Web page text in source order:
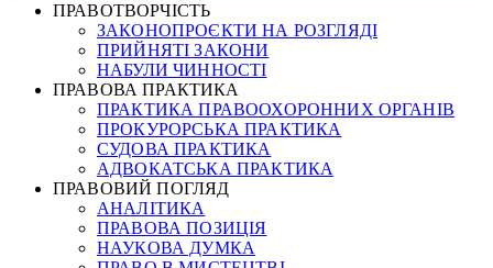
ПРАВОТВОРЧІСТЬ
ЗАКОНОПРОЄКТИ НА РОЗГЛЯДІ
ПРИЙНЯТІ ЗАКОНИ
НАБУЛИ ЧИННОСТІ
ПРАВОВА ПРАКТИКА
ПРАКТИКА ПРАВООХОРОННИХ ОРГАНІВ
ПРОКУРОРСЬКА ПРАКТИКА
СУДОВА ПРАКТИКА
АДВОКАТСЬКА ПРАКТИКА
ПРАВОВИЙ ПОГЛЯД
АНАЛІТИКА
ПРАВОВА ПОЗИЦІЯ
НАУКОВА ДУМКА